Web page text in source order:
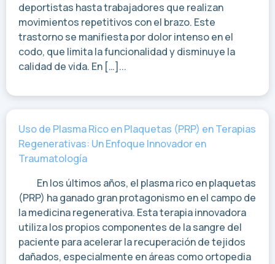
deportistas hasta trabajadores que realizan
movimientos repetitivos con el brazo. Este
trastorno se manifiesta por dolor intenso en el
codo, que limita la funcionalidad y disminuye la
calidad de vida. En […]...
Uso de Plasma Rico en Plaquetas (PRP) en Terapias
Regenerativas: Un Enfoque Innovador en
Traumatología
En los últimos años, el plasma rico en plaquetas
(PRP) ha ganado gran protagonismo en el campo de
la medicina regenerativa. Esta terapia innovadora
utiliza los propios componentes de la sangre del
paciente para acelerar la recuperación de tejidos
dañados, especialmente en áreas como ortopedia